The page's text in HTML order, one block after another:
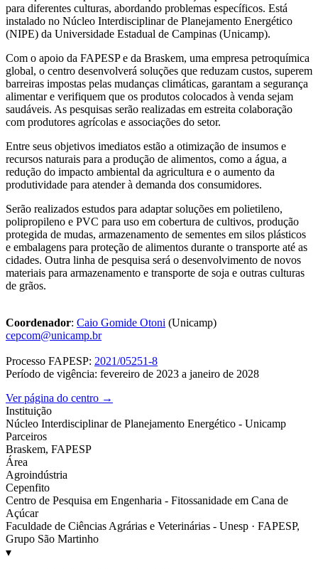
para diferentes culturas, abordando problemas específicos. Está
instalado no Núcleo Interdisciplinar de Planejamento Energético
(NIPE) da Universidade Estadual de Campinas (Unicamp).
Com o apoio da FAPESP e da Braskem, uma empresa petroquímica
global, o centro desenvolverá soluções que reduzam custos, superem
barreiras impostas pelas mudanças climáticas, garantam a segurança
alimentar e verifiquem que os produtos colocados à venda sejam
saudáveis. As pesquisas serão realizadas em estreita colaboração
com produtores agrícolas e associações do setor.
Entre seus objetivos imediatos estão a otimização de insumos e
recursos naturais para a produção de alimentos, como a água, a
redução do impacto ambiental da agricultura e o aumento da
produtividade para atender à demanda dos consumidores.
Serão realizados estudos para adaptar soluções em polietileno,
polipropileno e PVC para uso em cobertura de cultivos, produção
protegida de mudas, armazenamento de sementes em silos plásticos
e embalagens para proteção de alimentos durante o transporte até as
cidades. Outra linha de pesquisa será o desenvolvimento de novos
materiais para armazenamento e transporte de soja e outras culturas
de grãos.
Coordenador: Caio Gomide Otoni (Unicamp)
cepcom@unicamp.br
Processo FAPESP: 2021/05251-8
Período de vigência: fevereiro de 2023 a janeiro de 2028
Ver página do centro →
Instituição
Núcleo Interdisciplinar de Planejamento Energético - Unicamp
Parceiros
Braskem, FAPESP
Área
Agroindústria
Cepenfito
Centro de Pesquisa em Engenharia - Fitossanidade em Cana de
Açúcar
Faculdade de Ciências Agrárias e Veterinárias - Unesp · FAPESP,
Grupo São Martinho
▾